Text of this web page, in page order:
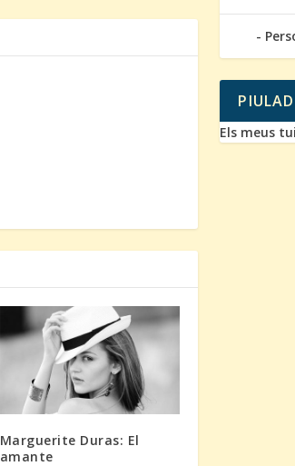
Marguerite Duras: El
amante
Els meus